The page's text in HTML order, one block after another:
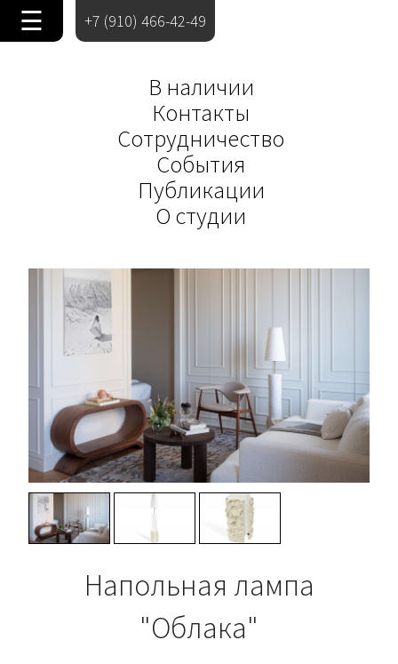
☰ +7 (910) 466-42-49
В наличии
Контакты
Сотрудничество
События
Публикации
О студии
Напольная лампа
"Облака"